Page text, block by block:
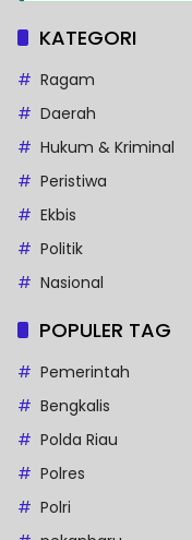
KATEGORI
Ragam
Daerah
Hukum & Kriminal
Peristiwa
Ekbis
Politik
Nasional
POPULER TAG
Pemerintah
Bengkalis
Polda Riau
Polres
Polri